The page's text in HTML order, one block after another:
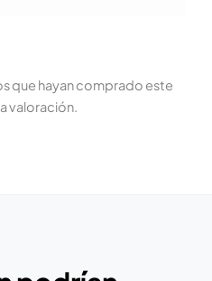
que hayan comprado este
valoración.